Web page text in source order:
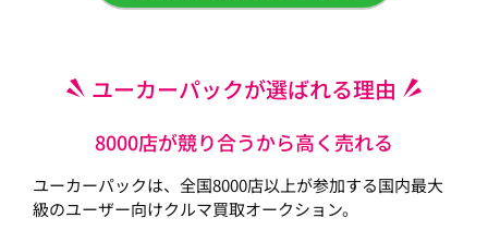
ユーカーパックが選ばれる理由
8000店が競り合うから高く売れる
ユーカーパックは、全国8000店以上が参加する国内最大
級のユーザー向けクルマ買取オークション。